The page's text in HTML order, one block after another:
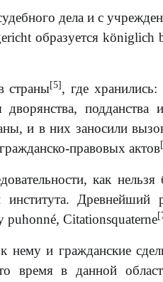
дела и с
образуется
страны[5] , где
дворянства,
и в них заносили
правовых актов
как
института.
puhonné, Citationsquaterne
нему и гражданские
время в данной